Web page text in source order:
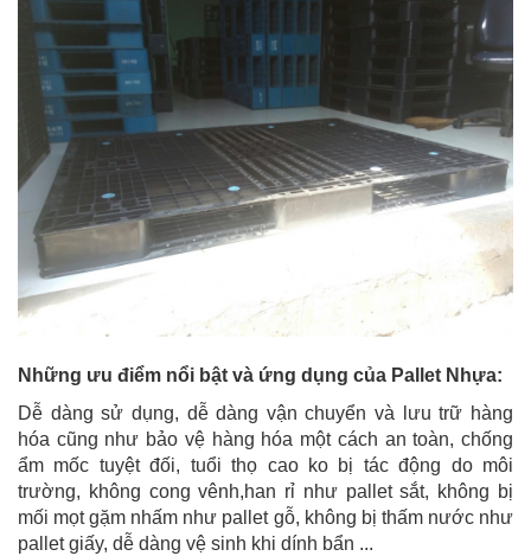
Những ưu điểm nổi bật và ứng dụng của Pallet Nhựa:
Dễ dàng sử dụng, dễ dàng vận chuyển và lưu trữ hàng
hóa cũng như bảo vệ hàng hóa một cách an toàn, chống
ẩm mốc tuyệt đối, tuổi thọ cao ko bị tác động do môi
trường, không cong vênh,han rỉ như pallet sắt, không bị
mối mọt gặm nhấm như pallet gỗ, không bị thấm nước như
pallet giấy, dễ dàng vệ sinh khi dính bẩn ...